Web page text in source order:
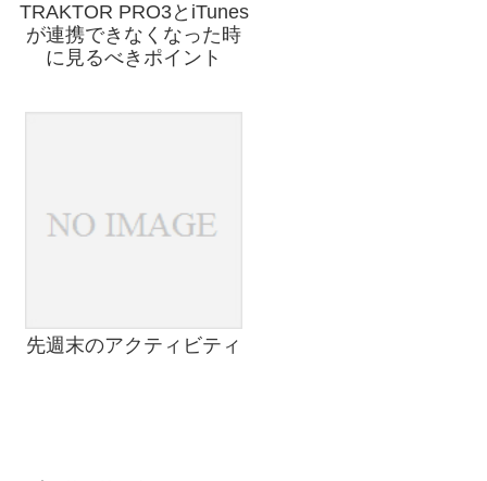
TRAKTOR PRO3とiTunes
が連携できなくなった時
に見るべきポイント
先週末のアクティビティ